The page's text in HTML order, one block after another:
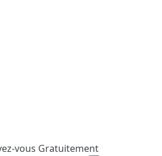
vous Gratuitement